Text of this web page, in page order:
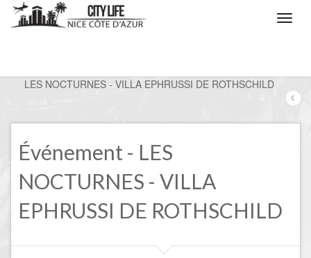
LES NOCTURNES - VILLA EPHRUSSI DE ROTHSCHILD
Événement - LES
NOCTURNES - VILLA
EPHRUSSI DE ROTHSCHILD